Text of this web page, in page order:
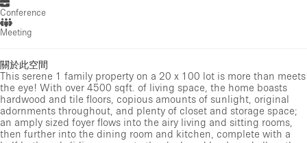
Conference
Meeting
關於此空間
This serene 1 family property on a 20 x 100 lot is more than meets
the eye! With over 4500 sqft. of living space, the home boasts
hardwood and tile floors, copious amounts of sunlight, original
adornments throughout, and plenty of closet and storage space;
an amply sized foyer flows into the airy living and sitting rooms,
then further into the dining room and kitchen, complete with a